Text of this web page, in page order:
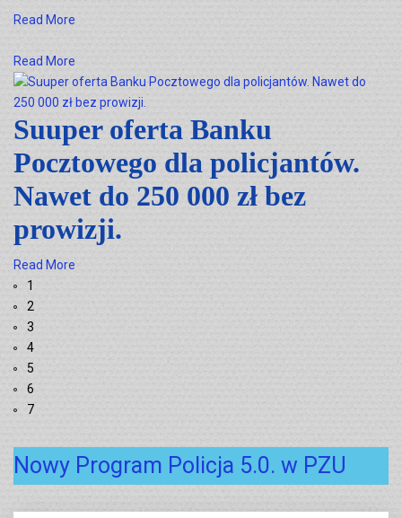
Read More
Read More
Suuper oferta Banku
Pocztowego dla policjantów.
Nawet do 250 000 zł bez
prowizji.
Read More
1
2
3
4
5
6
7
Nowy Program Policja 5.0. w PZU